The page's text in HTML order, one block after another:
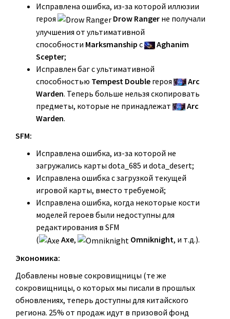
Исправлена ошибка, из-за которой иллюзии
героя
Drow Ranger не получали
улучшения от ультимативной
способности Marksmanship с
Aghanim
Scepter;
Исправлен баг с ультимативной
способностью Tempest Double героя
Arc
Warden. Теперь больше нельзя скопировать
предметы, которые не принадлежат
Arc
Warden.
SFM:
Исправлена ошибка, из-за которой не
загружались карты dota_685 и dota_desert;
Исправлена ошибка с загрузкой текущей
игровой карты, вместо требуемой;
Исправлена ​​ошибка, когда некоторые кости
моделей героев были недоступны для
редактирования в SFM
(
Axe, Omniknight, и т.д.).
Экономика:
Добавлены новые сокровищницы (те же
сокровищницы, о которых мы писали в прошлых
обновлениях, теперь доступны для китайского
региона. 25% от продаж идут в призовой фонд